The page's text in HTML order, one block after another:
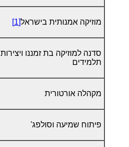
מוזיקה אמנותית בישראל[1]
סדנה למוזיקה בת זמננו ויצירות
תלמידים
מקהלה אורטורית
פיתוח שמיעה וסולפג'